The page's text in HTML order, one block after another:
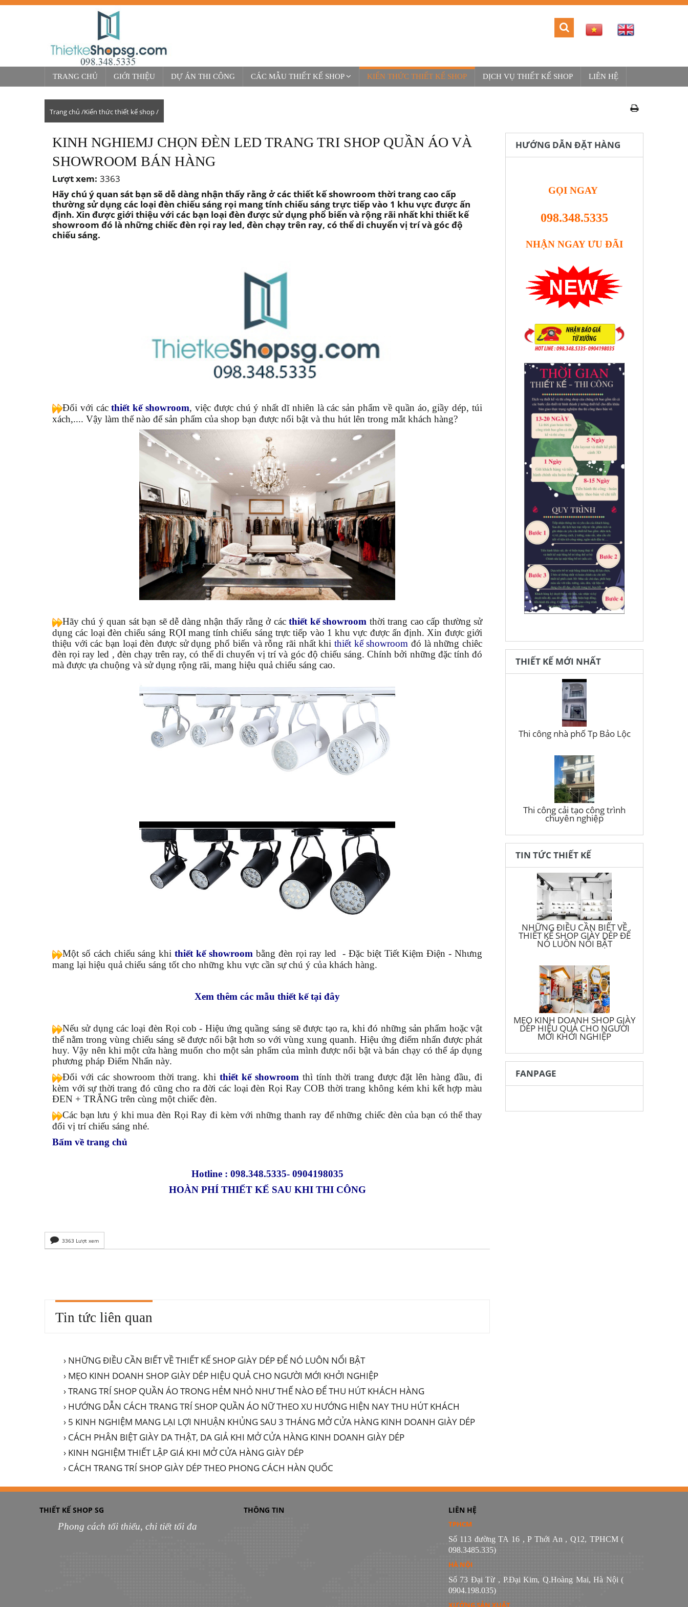
TRANG CHỦ GIỚI THIỆU DỰ ÁN THI CÔNG CÁC MẪU THIẾT KẾ SHOP KIẾN THỨC THIẾT KẾ SHOP DỊCH VỤ THIẾT KẾ SHOP LIÊN HỆ
Trang chủ /Kiến thức thiết kế shop /
KINH NGHIEMJ CHỌN ĐÈN LED TRANG TRI SHOP QUẦN ÁO VÀ
SHOWROOM BÁN HÀNG
Lượt xem: 3363
Hãy chú ý quan sát bạn sẽ dễ dàng nhận thấy rằng ở các thiết kế showroom thời trang cao cấp
thường sử dụng các loại đèn chiếu sáng rọi mang tính chiếu sáng trực tiếp vào 1 khu vực được ấn
định. Xin được giới thiệu với các bạn loại đèn được sử dụng phổ biến và rộng rãi nhất khi thiết kế
showroom đó là những chiếc đèn rọi ray led, đèn chạy trên ray, có thể di chuyển vị trí và góc độ
chiếu sáng.
Đối với cácthiết kế showroom, việc được chú ý nhất dĩ nhiên là các sản phẩm về quần áo, giầy dép, túi
xách,.... Vậy làm thế nào để sản phẩm của shop bạn được nổi bật và thu hút lên trong mắt khách hàng?
Hãy chú ý quan sát bạn sẽ dễ dàng nhận thấy rằng ở cácthiết kế showroom thời trang cao cấp thường sử
dụng các loại đèn chiếu sáng RỌI mang tính chiếu sáng trực tiếp vào 1 khu vực được ấn định. Xin được giới
thiệu với các bạn loại đèn được sử dụng phổ biến và rỗng rãi nhất khi thiết kế showroom đó là những chiêc
đèn rọi ray led , đèn chạy trên ray, có thể di chuyển vị trí và góc độ chiếu sáng. Chính bởi những đặc tính đó
mà được ựa chuộng và sử dụng rộng rãi, mang hiệu quả chiếu sáng cao.
Một số cách chiếu sáng khithiết kế showroombằng đèn rọi ray led - Đặc biệt Tiết Kiệm Điện - Nhưng
mang lại hiệu quả chiếu sáng tốt cho những khu vực cần sự chú ý của khách hàng.
Xem thêm các mẫu thiết kế tại đây
Nếu sử dụng các loại đèn Rọi cob - Hiệu ứng quầng sáng sẽ được tạo ra, khi đó những sản phẩm hoặc vật
thể nằm trong vùng chiếu sáng sẽ được nổi bật hơn so với vùng xung quanh. Hiệu ứng điểm nhấn được phát
huy. Vậy nên khi một cửa hàng muốn cho một sản phẩm của mình được nổi bật và bán chạy có thể áp dụng
phương pháp Điểm Nhấn này.
Đối với các showroom thời trang. khithiết kế showroom thì tính thời trang được đặt lên hàng đầu, đi
kèm với sự thời trang đó cũng cho ra đời các loại đèn Rọi Ray COB thời trang không kém khi kết hợp màu
ĐEN + TRẮNG trên cùng một chiếc đèn.
Các bạn lưu ý khi mua đèn Rọi Ray đi kèm với những thanh ray để những chiếc đèn của bạn có thể thay
đổi vị trí chiếu sáng nhé.
Bấm về trang chủ
Hotline : 098.348.5335- 0904198035
HOÀN PHÍ THIẾT KẾ SAU KHI THI CÔNG
3363 Lượt xem
Tin tức liên quan
› NHỮNG ĐIỀU CẦN BIẾT VỀ THIẾT KẾ SHOP GIÀY DÉP ĐỂ NÓ LUÔN NỔI BẬT
› MẸO KINH DOANH SHOP GIÀY DÉP HIỆU QUẢ CHO NGƯỜI MỚI KHỞI NGHIỆP
› TRANG TRÍ SHOP QUẦN ÁO TRONG HẺM NHỎ NHƯ THẾ NÀO ĐỂ THU HÚT KHÁCH HÀNG
› HƯỚNG DẪN CÁCH TRANG TRÍ SHOP QUẦN ÁO NỮ THEO XU HƯỚNG HIỆN NAY THU HÚT KHÁCH
› 5 KINH NGHIỆM MANG LẠI LỢI NHUẬN KHỦNG SAU 3 THÁNG MỞ CỬA HÀNG KINH DOANH GIÀY DÉP
› CÁCH PHÂN BIỆT GIÀY DA THẬT, DA GIẢ KHI MỞ CỬA HÀNG KINH DOANH GIÀY DÉP
› KINH NGHIỆM THIẾT LẬP GIÁ KHI MỞ CỬA HÀNG GIÀY DÉP
› CÁCH TRANG TRÍ SHOP GIÀY DÉP THEO PHONG CÁCH HÀN QUỐC
HƯỚNG DẪN ĐẶT HÀNG
GỌI NGAY
098.348.5335
NHẬN NGAY ƯU ĐÃI
THIẾT KẾ MỚI NHẤT
Thi công nhà phố Tp Bảo Lộc
Thi công cải tạo công trình
chuyên nghiệp
TIN TỨC THIẾT KẾ
NHỮNG ĐIỀU CẦN BIẾT VỀ
THIẾT KẾ SHOP GIÀY DÉP ĐỂ
NÓ LUÔN NỔI BẬT
MẸO KINH DOANH SHOP GIÀY
DÉP HIỆU QUẢ CHO NGƯỜI
MỚI KHỞI NGHIỆP
FANPAGE
THIẾT KẾ SHOP SG
Phong cách tối thiểu, chi tiết tối đa
THÔNG TIN LIÊN HỆ
TPHCM
Số 113 đường TA 16 , P Thới An , Q12, TPHCM (
098.3485.335)
HÀ NỘI
Số 73 Đại Từ , P.Đại Kim, Q.Hoàng Mai, Hà Nội (
0904.198.035)
XƯỞNG SẢN XUẤT